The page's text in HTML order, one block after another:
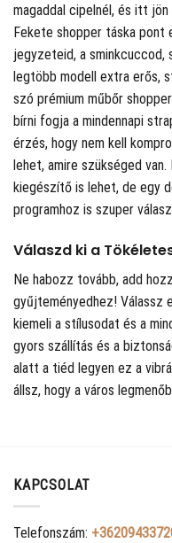
magaddal cipelnél, és itt
Fekete shopper táska pont
jegyzeteid, a sminkcuccod,
legtöbb modell extra erős,
szó prémium műbőr
bírni fogja a mindennapi
érzés, hogy nem kell
lehet, amire szükséged
kiegészítő is lehet, de egy
programhoz is szuper
Válaszd ki a
Ne habozz tovább, add
gyűjteményedhez! Válassz
kiemeli a stílusodat és a
gyors szállítás és a
alatt a tiéd legyen ez a
állsz, hogy a város
KAPCSOLAT
Telefonszám: